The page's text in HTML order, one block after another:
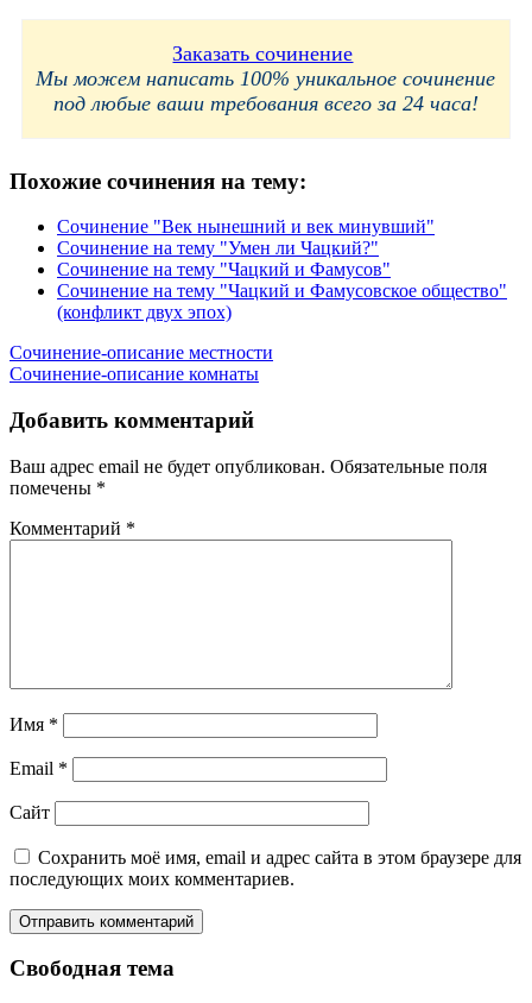
Заказать сочинение
Мы можем написать 100% уникальное сочинение
под любые ваши требования всего за 24 часа!
Похожие сочинения на тему:
Сочинение "Век нынешний и век минувший"
Сочинение на тему "Умен ли Чацкий?"
Сочинение на тему "Чацкий и Фамусов"
Сочинение на тему "Чацкий и Фамусовское общество"
(конфликт двух эпох)
Навигация
по
записям
Сочинение-описание местности
Сочинение-описание комнаты
Добавить комментарий
Ваш адрес email не будет опубликован. Обязательные поля
помечены *
Комментарий *
Имя *
Email *
Сайт
Сохранить моё имя, email и адрес сайта в этом браузере для
последующих моих комментариев.
Свободная тема